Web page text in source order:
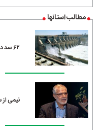
مطالب استانها
۶۲ سد در کشور توسط قرارگاه خاتم احداث شده است
نیمی